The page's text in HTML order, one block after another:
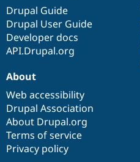
Drupal Guide
Drupal User Guide
Developer docs
API.Drupal.org
About
Web accessibility
Drupal Association
About Drupal.org
Terms of service
Privacy policy